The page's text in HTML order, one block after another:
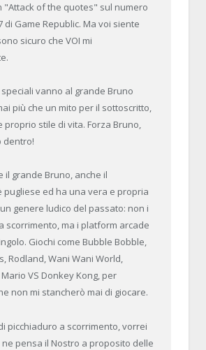
"Attack of the quotes" sul numero
di Game Republic. Ma voi siente
sicuro che VOI mi
vanno al grande Bruno
più che un mito per il sottoscritto,
proprio stile di vita. Forza Bruno,
dentro!
il grande Bruno, anche il
pugliese ed ha una vera e propria
genere ludico del passato: non i
scorrimento, ma i platform arcade
Giochi come Bubble Bobble,
Rodland, Wani Wani World,
VS Donkey Kong, per
non mi stancherò mai di giocare.
picchiaduro a scorrimento, vorrei
pensa il Nostro a proposito delle